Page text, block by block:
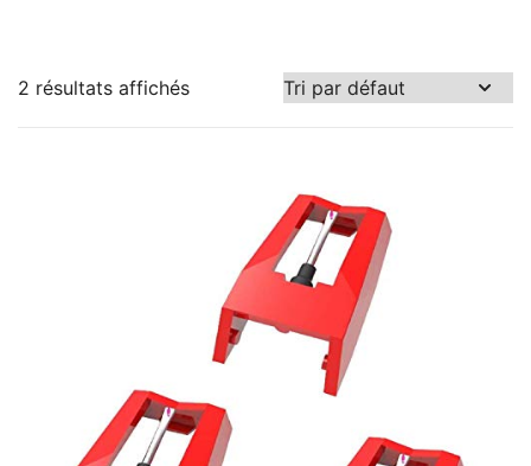
8 € 11 €
2 résultats affichés